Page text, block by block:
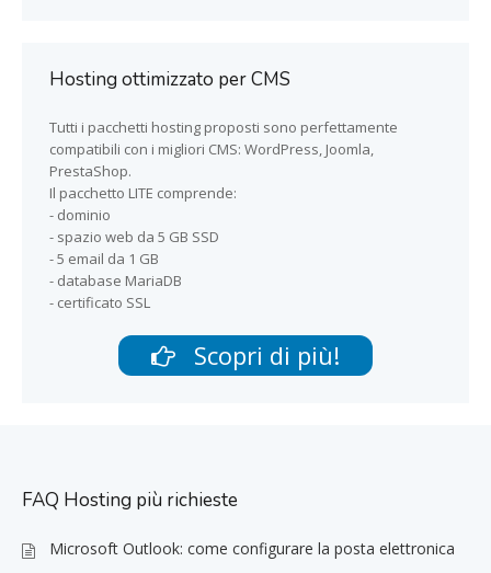
Hosting ottimizzato per CMS
Tutti i pacchetti hosting proposti sono perfettamente
compatibili con i migliori CMS: WordPress, Joomla,
PrestaShop.
Il pacchetto LITE comprende:
- dominio
- spazio web da 5 GB SSD
- 5 email da 1 GB
- database MariaDB
- certificato SSL
Scopri di più!
FAQ Hosting più richieste
Microsoft Outlook: come configurare la posta elettronica